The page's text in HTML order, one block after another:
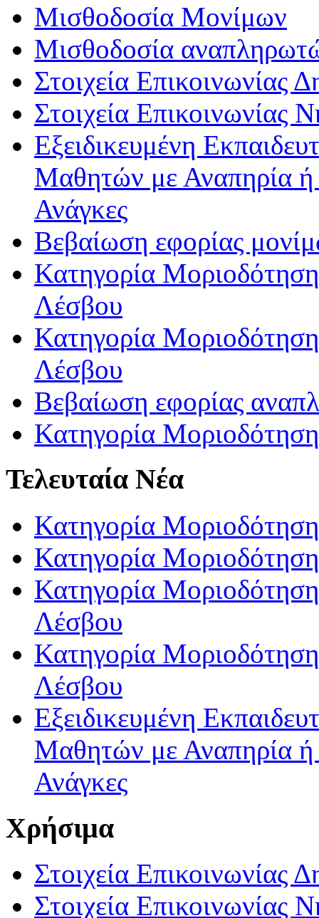
Μισθοδοσία Μονίμων
Μισθοδοσία
Στοιχεία Επικοινωνίας
Στοιχεία Επικοινωνίας
Εξειδικευμένη
Μαθητών με Αναπηρία ή /
Ανάγκες
Βεβαίωση εφορίας
Κατηγορία
Λέσβου
Κατηγορία
Λέσβου
Βεβαίωση εφορίας
Κατηγορία
Τελευταία Νέα
Κατηγορία
Κατηγορία
Κατηγορία
Λέσβου
Κατηγορία
Λέσβου
Εξειδικευμένη
Μαθητών με Αναπηρία ή /
Ανάγκες
Χρήσιμα
Στοιχεία Επικοινωνίας
Στοιχεία Επικοινωνίας